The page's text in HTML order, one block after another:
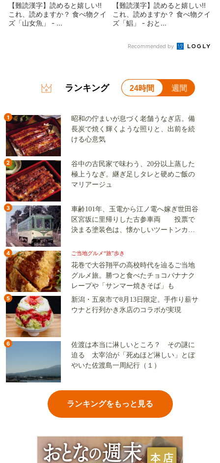
【難読漢字】読めると嬉しい!!
これ、読めますか？ 食べ物クイ
ズ「山女魚」 - ...
【難読漢字】読めると嬉しい!!
これ、読めますか？ 食べ物クイ
ズ「鯧」 - おと...
Recommended by
ランキング 24時間 週間
1
昭和の佇まいが息づく老舗うなぎ店。備
長炭で焼く輝くような照りと、出前を続
ける心意気
2
谷中の古民家で味わう、20分以上蒸した
極上うなぎ。継ぎ足しタレと硬めご飯の
マリアージュ
3
車齢101年、玉電から江ノ電へ嫁ぎ世田谷
区宮坂に里帰りした古参車両 投票で
決まる塗装色は、懐かしいツートンカラ
4 ご当地グルメ“旅”歩き
花巻で大谷翔平の高校時代を辿るご当地
グルメ旅。勝つと食べたチョコバナナク
レープや「サンマー焼きそば」も
5
新潟・五泉市で8月13日限定。手作り薪サ
ウナと行列かき氷店のコラボが実現
6
佐渡は本当に淋しいところ？ その謎に
迫る 太宰治が「死ぬほど淋しい」とぼ
やいた佐渡島一周紀行（１）
ランキングをもっと見る